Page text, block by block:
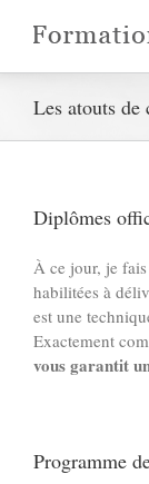
Les atouts
Diplômes
À ce jour, je fais
habilitées à
est une
Exactement
vous garantit
Programme